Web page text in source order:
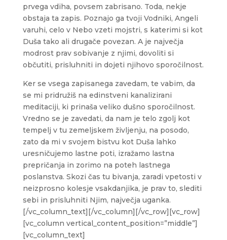
prvega vdiha, povsem zabrisano. Toda, nekje
obstaja ta zapis. Poznajo ga tvoji Vodniki, Angeli
varuhi, celo v Nebo vzeti mojstri, s katerimi si kot
Duša tako ali drugače povezan. A je največja
modrost prav sobivanje z njimi, dovoliti si
občutiti, prisluhniti in dojeti njihovo sporočilnost.
Ker se vsega zapisanega zavedam, te vabim, da
se mi pridružiš na edinstveni kanalizirani
meditaciji, ki prinaša veliko dušno sporočilnost.
Vredno se je zavedati, da nam je telo zgolj kot
tempelj v tu zemeljskem življenju, na posodo,
zato da mi v svojem bistvu kot Duša lahko
uresničujemo lastne poti, izražamo lastna
prepričanja in zorimo na poteh lastnega
poslanstva. Skozi čas tu bivanja, zaradi vpetosti v
neizprosno kolesje vsakdanjika, je prav to, slediti
sebi in prisluhniti Njim, največja uganka.
[/vc_column_text][/vc_column][/vc_row][vc_row]
[vc_column vertical_content_position=”middle”]
[vc_column_text]